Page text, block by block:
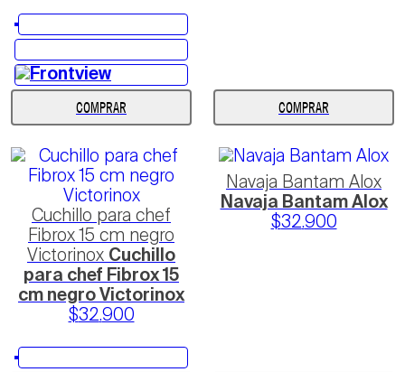
COMPRAR COMPRAR
Cuchillo para chef
Fibrox 15 cm negro
Victorinox Cuchillo
para chef Fibrox 15
cm negro Victorinox
$32.900
Navaja Bantam Alox
Navaja Bantam Alox
$32.900